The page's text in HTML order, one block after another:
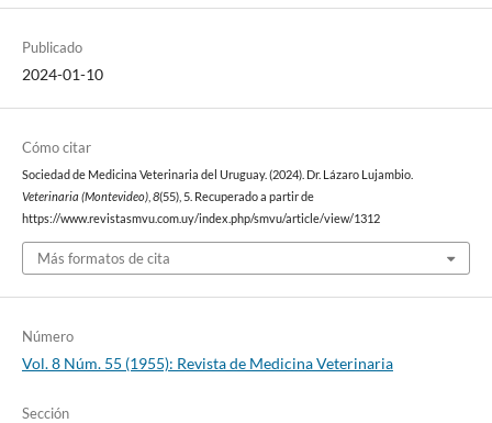
Publicado
2024-01-10
Cómo citar
Sociedad de Medicina Veterinaria del Uruguay. (2024). Dr. Lázaro Lujambio.
Veterinaria (Montevideo), 8(55), 5. Recuperado a partir de
https://www.revistasmvu.com.uy/index.php/smvu/article/view/1312
Más formatos de cita
Número
Vol. 8 Núm. 55 (1955): Revista de Medicina Veterinaria
Sección